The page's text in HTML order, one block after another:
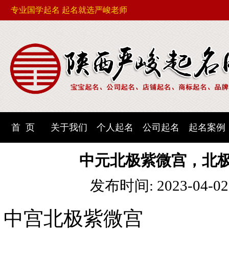
专业国学起名 起名就选严峻老师
首 页 关于我们 个人起名 公司起名 起名案例
中元北极紫微宫，北
发布时间: 2023-04-
中宫北极紫微宫